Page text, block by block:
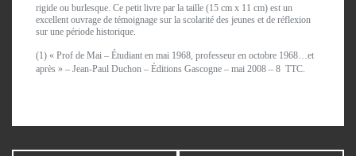
rigide ou burlesque. Ce petit livre par la taille (15 cm x 11 cm) est un
excellent ouvrage de témoignage sur la scolarité des jeunes et de réflexion
sur une période historique.
(1) « Prof de Mai – Étudiant en mai 1968, professeur en octobre 1968…et
après » – Jean-Paul Duchon – Éditions Gascogne – mai 2008 – 8  TTC.